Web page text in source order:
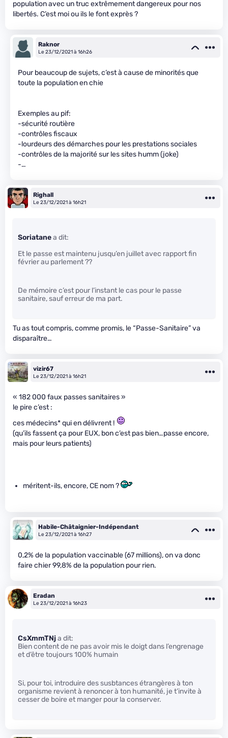
population avec un truc extrêmement dangereux pour nos
libertés. C’est moi ou ils le font exprès ?
Raknor
Le 23/12/2021 à 16h26
Pour beaucoup de sujets, c’est à cause de minorités que
toute la population en chie
Exemples au pif:
-sécurité routière
-contrôles fiscaux
-lourdeurs des démarches pour les prestations sociales
-contrôles de la majorité sur les sites humm (joke)
-…
Righall
Le 23/12/2021 à 16h21
Soriatanea dit:
Et le passe est maintenu jusqu’en juillet avec rapport fin
février au parlement ??
De mémoire c’est pour l’instant le cas pour le passe
sanitaire, sauf erreur de ma part.
Tu as tout compris, comme promis, le “Passe-Sanitaire” va
disparaître…
vizir67
Le 23/12/2021 à 16h21
« 182 000 faux passes sanitaires »
le pire c’est :
ces médecins* qui en délivrent !
(qu’ils fassent ça pour EUX, bon c’est pas bien…passe encore,
mais pour leurs patients)
méritent-ils, encore, CE nom ?
Habile-Châtaignier-Indépendant
Le 23/12/2021 à 16h27
0,2% de la population vaccinable (67 millions), on va donc
faire chier 99,8% de la population pour rien.
Eradan
Le 23/12/2021 à 16h23
CsXmmTNja dit:
Bien content de ne pas avoir mis le doigt dans l’engrenage
et d’être toujours 100% humain
Si, pour toi, introduire des susbtances étrangères à ton
organisme revient à renoncer à ton humanité, je t’invite à
cesser de boire et manger pour la conserver.